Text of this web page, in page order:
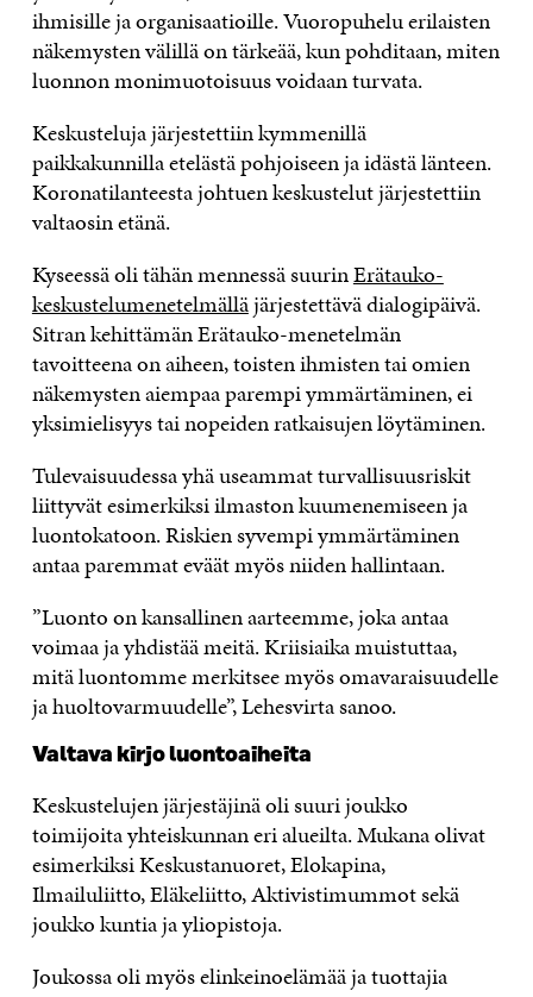
ihmisille ja organisaatioille. Vuoropuhelu erilaisten
näkemysten välillä on tärkeää, kun pohditaan, miten
luonnon monimuotoisuus voidaan turvata.
Keskusteluja järjestettiin kymmenillä
paikkakunnilla etelästä pohjoiseen ja idästä länteen.
Koronatilanteesta johtuen keskustelut järjestettiin
valtaosin etänä.
Kyseessä oli tähän mennessä suurinErätauko-
keskustelumenetelmälläjärjestettävä dialogipäivä.
Sitran kehittämän Erätauko-menetelmän
tavoitteena on aiheen, toisten ihmisten tai omien
näkemysten aiempaa parempi ymmärtäminen, ei
yksimielisyys tai nopeiden ratkaisujen löytäminen.
Tulevaisuudessa yhä useammat turvallisuusriskit
liittyvät esimerkiksi ilmaston kuumenemiseen ja
luontokatoon. Riskien syvempi ymmärtäminen
antaa paremmat eväät myös niiden hallintaan.
”Luonto on kansallinen aarteemme, joka antaa
voimaa ja yhdistää meitä. Kriisiaika muistuttaa,
mitä luontomme merkitsee myös omavaraisuudelle
ja huoltovarmuudelle”, Lehesvirta sanoo.
Valtava kirjo luontoaiheita
Keskustelujen järjestäjinä oli suuri joukko
toimijoita yhteiskunnan eri alueilta. Mukana olivat
esimerkiksi Keskustanuoret, Elokapina,
Ilmailuliitto, Eläkeliitto, Aktivistimummot sekä
joukko kuntia ja yliopistoja.
Joukossa oli myös elinkeinoelämää ja tuottajia